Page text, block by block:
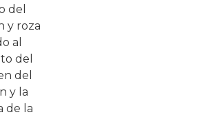
del
y roza
al
del
del
y la
de la